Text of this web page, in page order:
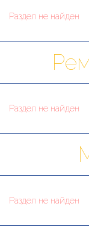
Раздел не найден
Раздел не найден
Раздел не найден